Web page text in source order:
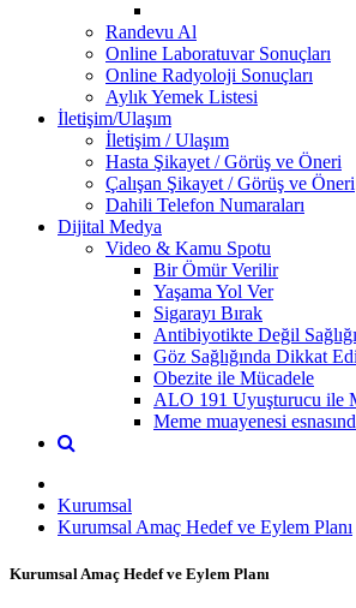
Randevu Al
Online Laboratuvar Sonuçları
Online Radyoloji Sonuçları
Aylık Yemek Listesi
İletişim/Ulaşım
İletişim / Ulaşım
Hasta Şikayet / Görüş ve Öneri
Çalışan Şikayet / Görüş ve Öneri
Dahili Telefon Numaraları
Dijital Medya
Video & Kamu Spotu
Bir Ömür Verilir
Yaşama Yol Ver
Sigarayı Bırak
Antibiyotikte Değil
Göz Sağlığında Dikkat
Obezite ile Mücadele
ALO 191 Uyuşturucu ile
Meme muayenesi
Kurumsal
Kurumsal Amaç Hedef ve Eylem Planı
Kurumsal Amaç Hedef ve Eylem Planı